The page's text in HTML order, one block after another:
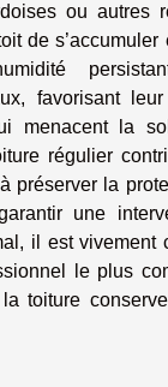
ou autres
de s’accumuler
favorisant
menacent la
régulier
préserver la
une
il est vivement
le plus
toiture